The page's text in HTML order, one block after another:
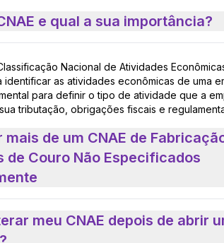
e qual a sua importância?
Nacional de Atividades
identificar as atividades econômicas de uma
para definir o tipo de atividade que a
tributação, obrigações fiscais e
mais de um CNAE de
de Couro Não Especificados
meu CNAE depois de abrir